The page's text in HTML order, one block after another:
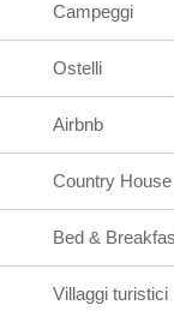
Campeggi
Ostelli
Airbnb
Country House
Bed &
Villaggi turistici